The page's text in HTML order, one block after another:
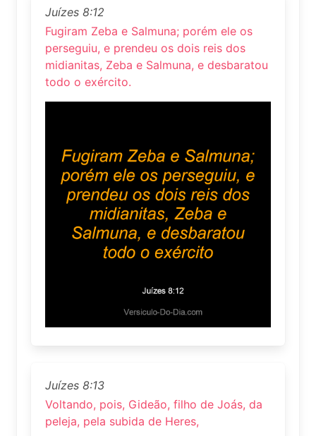
Juízes 8:12
Fugiram Zeba e Salmuna; porém ele os
perseguiu, e prendeu os dois reis dos
midianitas, Zeba e Salmuna, e desbaratou
todo o exército.
Juízes 8:13
Voltando, pois, Gideão, filho de Joás, da
peleja, pela subida de Heres,